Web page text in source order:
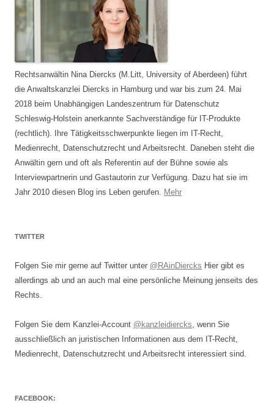
Rechtsanwältin Nina Diercks (M.Litt, University of Aberdeen) führt
die Anwaltskanzlei Diercks in Hamburg und war bis zum 24. Mai
2018 beim Unabhängigen Landeszentrum für Datenschutz
Schleswig-Holstein anerkannte Sachverständige für IT-Produkte
(rechtlich). Ihre Tätigkeitsschwerpunkte liegen im IT-Recht,
Medienrecht, Datenschutzrecht und Arbeitsrecht. Daneben steht die
Anwältin gern und oft als Referentin auf der Bühne sowie als
Interviewpartnerin und Gastautorin zur Verfügung. Dazu hat sie im
Jahr 2010 diesen Blog ins Leben gerufen. Mehr
TWITTER
Folgen Sie mir gerne auf Twitter unter @RAinDiercks Hier gibt es
allerdings ab und an auch mal eine persönliche Meinung jenseits des
Rechts.
Folgen Sie dem Kanzlei-Account @kanzleidiercks, wenn Sie
ausschließlich an juristischen Informationen aus dem IT-Recht,
Medienrecht, Datenschutzrecht und Arbeitsrecht interessiert sind.
FACEBOOK: